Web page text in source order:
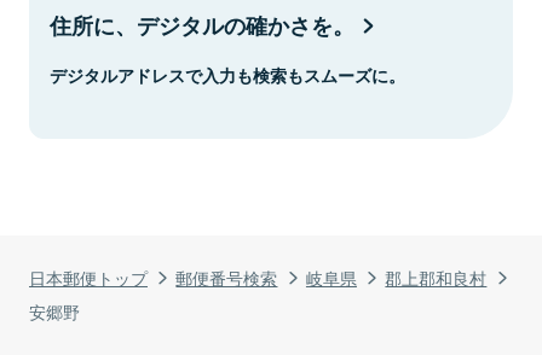
日本郵便トップ 郵便番号検索 岐阜県
郡上郡和良村
安郷野
住所に、デジタルの確かさを。
デジタルアドレスで入力も検索もスムーズに。